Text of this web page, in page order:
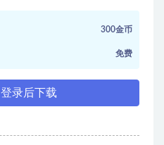
300金币
免费
登录后下载